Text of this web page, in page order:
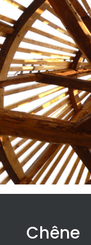
Chêne